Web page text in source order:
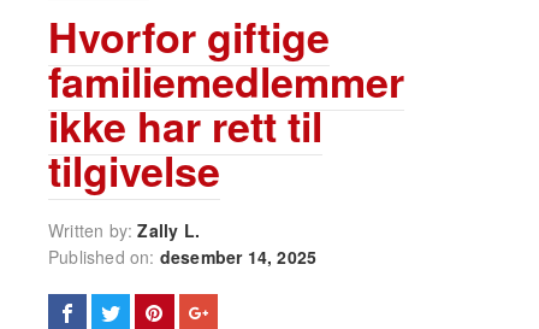
Hvorfor giftige
familiemedlemmer
ikke har rett til
tilgivelse
Written by:Zally L.
Published on: desember 14, 2025